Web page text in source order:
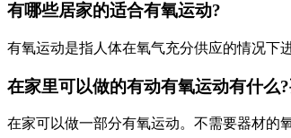
有哪些居家的适合有氧运动?
有氧运动是指人体在氧气充分供应的情况下
在家里可以做的有动有氧运动有什么
在家可以做一部分有氧运动。不需要器材的